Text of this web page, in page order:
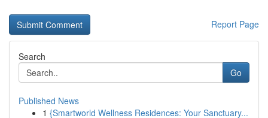
Report Page
Search
Go
Published News
1 {Smartworld Wellness Residences: Your Sanctuary...